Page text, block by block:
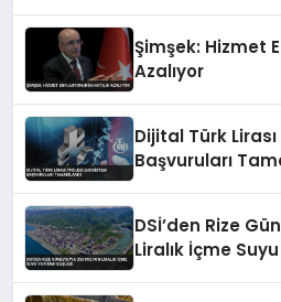
Şimşek: Hizmet
Azalıyor
Dijital Türk
Başvuruları
DSİ’den Rize
Liralık İçme Suyu